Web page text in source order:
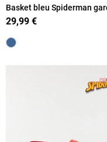
Basket bleu Spiderman
(24-30)
29,99 €